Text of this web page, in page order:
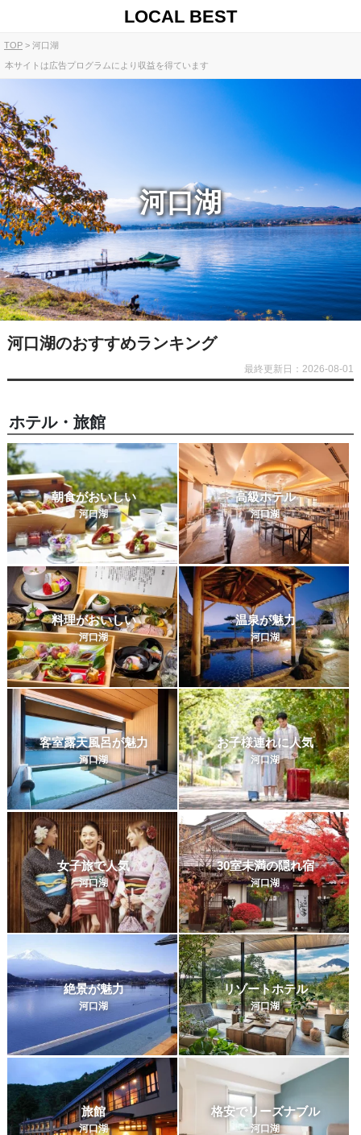
LOCAL BEST
TOP 河口湖
本サイトは広告プログラムにより収益を得ています
河口湖
河口湖のおすすめランキング
最終更新日：2026-08-01
ホテル・旅館
朝食がおいしい
河口湖
高級ホテル
河口湖
料理がおいしい
河口湖
温泉が魅力
河口湖
客室露天風呂が魅力
河口湖
お子様連れに人気
河口湖
女子旅で人気
河口湖
30室未満の隠れ宿
河口湖
絶景が魅力
河口湖
リゾートホテル
河口湖
旅館
河口湖
格安でリーズナブル
河口湖